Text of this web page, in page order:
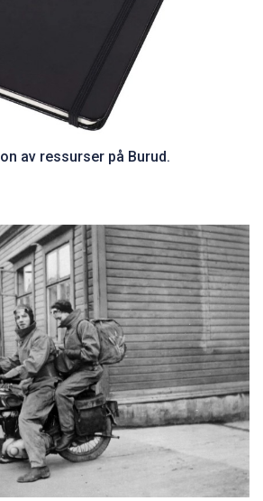
av ressurser på Burud.